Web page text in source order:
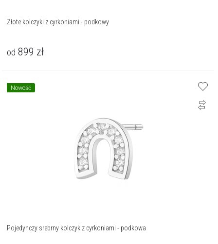
Złote kolczyki z cyrkoniami - podkowy
od 899 zł
Nowość
Pojedynczy srebrny kolczyk z cyrkoniami - podkowa